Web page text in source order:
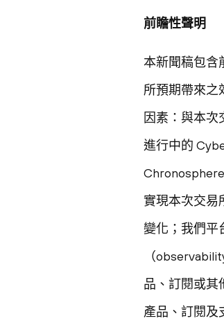
前瞻性聲明
本新聞稿包含
所預期帶來之
因素：與本
進行中的
實現本次交易
變化；我們平
（
品、訂閱或其
產品、訂閱及